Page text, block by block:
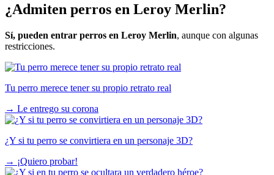
¿Admiten perros en Leroy Merlin?
Sí, pueden entrar perros en Leroy Merlin, aunque con algunas
restricciones.
Tu perro merece tener su propio retrato real
→ Le entrego su corona
¿Y si tu perro se convirtiera en un personaje 3D?
→ ¡Quiero probar!